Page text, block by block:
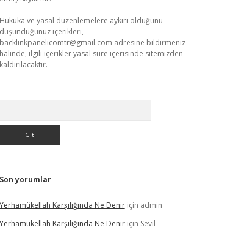
Hukuka ve yasal düzenlemelere aykırı olduğunu
düşündüğünüz içerikleri,
backlinkpanelicomtr@gmail.com adresine bildirmeniz
halinde, ilgili içerikler yasal süre içerisinde sitemizden
kaldırılacaktır.
Son yorumlar
Yerhamükellah Karşılığında Ne Deniriçin admin
Yerhamükellah Karşılığında Ne Deniriçin Sevil